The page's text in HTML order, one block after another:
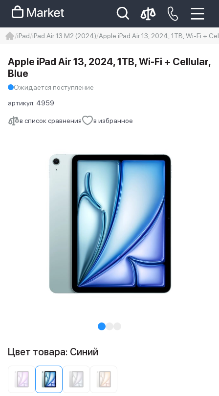
Iphone 14 pro max
айфон 14
iPad iPad Air 13 M2 (2024) Apple iPad Air 13, 2024, 1TB, Wi-Fi +
в список сравнения в избранное
Apple iPad Air 13, 2024, 1TB, Wi-Fi + Cellular,
Blue
Ожидается поступление
артикул: 4959
Цвет товара: Синий